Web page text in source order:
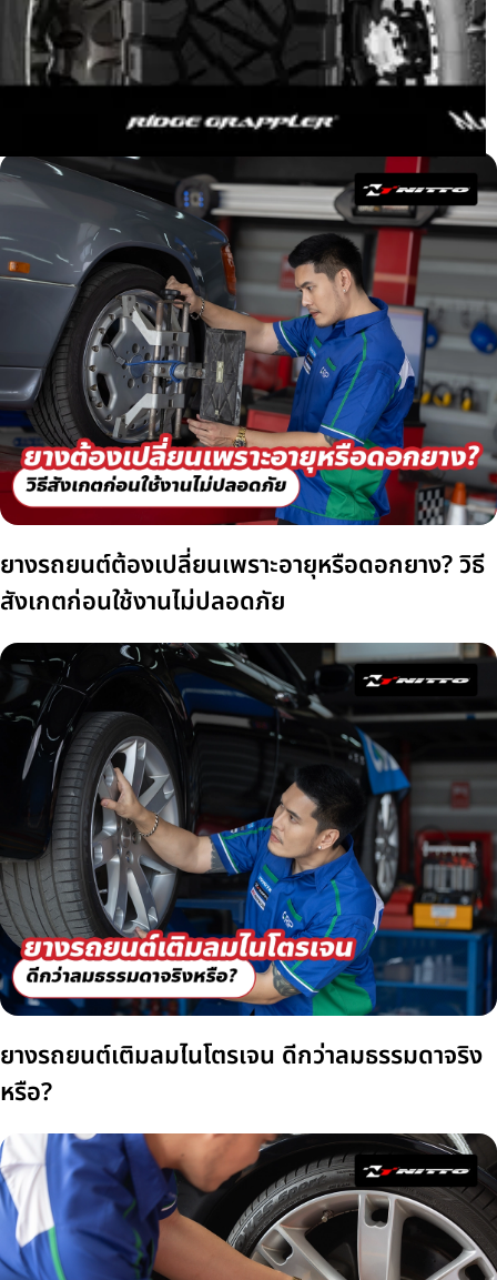
บทความ
ยางรถยนต์ต้องเปลี่ยนเพราะอายุหรือดอกยาง? วิธี
สังเกตก่อนใช้งานไม่ปลอดภัย
ยางรถยนต์เติมลมไนโตรเจน ดีกว่าลมธรรมดาจริง
หรือ?